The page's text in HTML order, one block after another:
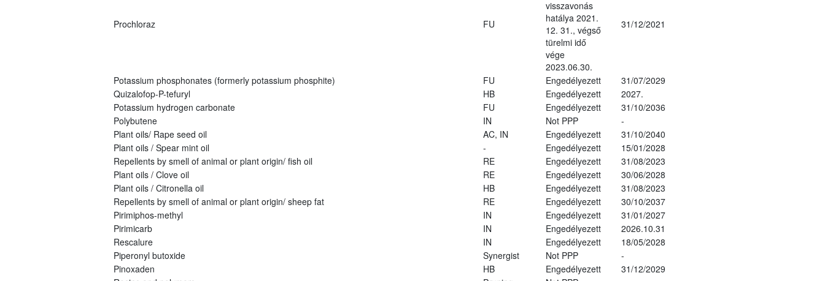
Prochloraz FU
visszavonás
hatálya 2021.
12. 31., végső
türelmi idő
vége
2023.06.30.
31/12/2021
Potassium phosphonates (formerly potassium phosphite) FU Engedélyezett
31/07/2029
Quizalofop-P-tefuryl
HB Engedélyezett
2027.
Potassium hydrogen carbonate
FU Engedélyezett
31/10/2036
Polybutene
IN Not PPP
-
Plant oils/ Rape seed oil
AC, IN Engedélyezett
31/10/2040
Plant oils / Spear mint oil
- Engedélyezett
15/01/2028
Repellents by smell of animal or plant origin/ fish oil
RE Engedélyezett
31/08/2023
Plant oils / Clove oil
RE Engedélyezett
30/06/2028
Plant oils / Citronella oil
HB Engedélyezett
31/08/2023
Repellents by smell of animal or plant origin/ sheep fat
RE Engedélyezett
30/10/2037
Pirimiphos-methyl
IN Engedélyezett
31/01/2027
Pirimicarb
IN Engedélyezett
2026.10.31
Rescalure
IN Engedélyezett
18/05/2028
Piperonyl butoxide
Synergist Not PPP
-
Pinoxaden
HB Engedélyezett
31/12/2029